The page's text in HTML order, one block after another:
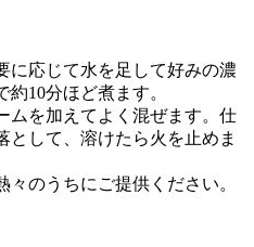
に応じて水を足して好みの濃
10分ほど煮ます。
ムを加えてよく混ぜます。仕
として、溶けたら火を止めま
のうちにご提供ください。